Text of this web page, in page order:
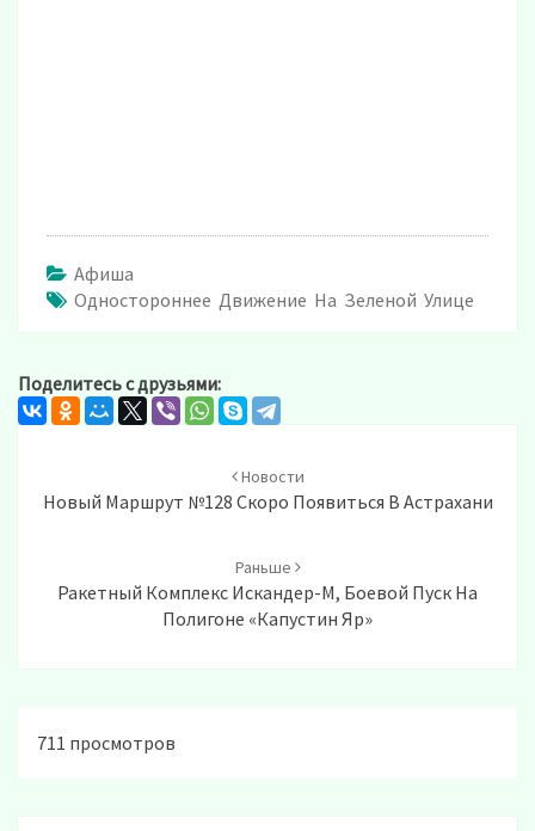
Афиша
Одностороннее Движение На Зеленой Улице
Поделитесь с друзьями:
Новости
Новый Маршрут №128 Скоро Появиться В Астрахани
Раньше
Ракетный Комплекс Искандер-М, Боевой Пуск На
Полигоне «Капустин Яр»
711 просмотров